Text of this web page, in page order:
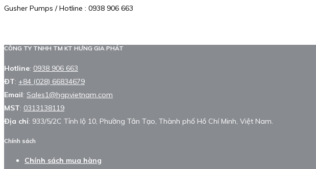
Gusher Pumps / Hotline : 0938 906 663
CÔNG TY TNHH TM KT HƯNG GIA PHÁT
Hotline: 0938 906 663
ĐT: +84 (028) 66834679
Email: Sales1@hgpvietnam.com
MST: 0313138119
Địa chỉ: 933/5/2C Tỉnh lộ 10, Phường Tân Tạo, Thành phố Hồ Chí Minh, Việt Nam.
Chính sách
Chính sách mua hàng